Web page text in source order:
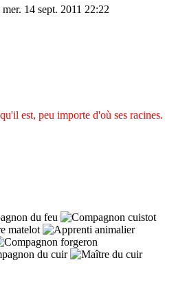
mer. 14 sept. 2011 22:22
est, peu importe d'où ses racines.